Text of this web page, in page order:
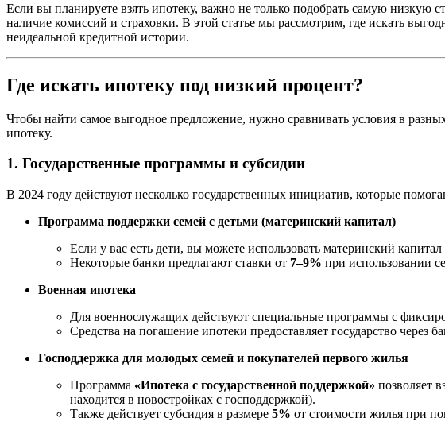
Если вы планируете взять ипотеку, важно не только подобрать самую низкую
наличие комиссий и страховки. В этой статье мы рассмотрим, где искать
неидеальной кредитной истории.
Где искать ипотеку под низкий процент?
Чтобы найти самое выгодное предложение, нужно сравнивать условия в
ипотеку.
1. Государственные программы и субсидии
В 2024 году действуют несколько государственных инициатив, которые
Программа поддержки семей с детьми (материнский капитал)
Если у вас есть дети, вы можете использовать материнский
Некоторые банки предлагают ставки от 7–9% при использовании
Военная ипотека
Для военнослужащих действуют специальные программы с
Средства на погашение ипотеки предоставляет государство
Господдержка для молодых семей и покупателей первого жилья
Программа «Ипотека с государственной поддержкой» позволяет
находится в новостройках с господдержкой).
Также действует субсидия в размере 5% от стоимости жилья при